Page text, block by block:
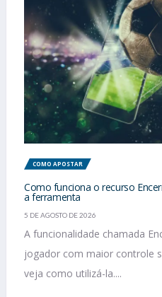
COMO APOSTAR
Como funciona o recurso
a ferramenta
5 DE AGOSTO DE 2026
A funcionalidade chamada
jogador com maior controle
veja como utilizá-la....